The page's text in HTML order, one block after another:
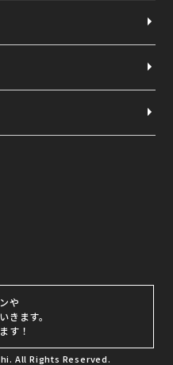
や
きます。
す！
All Rights Reserved.